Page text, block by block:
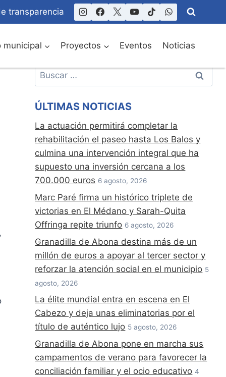
transparencia
municipal Proyectos Eventos Noticias
Buscar:
ÚLTIMAS NOTICIAS
La actuación permitirá completar la
rehabilitación el paseo hasta Los Balos y
culmina una intervención integral que ha
supuesto una inversión cercana a los
700.000 euros 6 agosto, 2026
Marc Paré firma un histórico triplete de
victorias en El Médano y Sarah-Quita
Offringa repite triunfo 6 agosto, 2026
Granadilla de Abona destina más de un
millón de euros a apoyar al tercer sector y
reforzar la atención social en el municipio 5
agosto, 2026
La élite mundial entra en escena en El
Cabezo y deja unas eliminatorias por el
título de auténtico lujo 5 agosto, 2026
Granadilla de Abona pone en marcha sus
campamentos de verano para favorecer la
conciliación familiar y el ocio educativo 4